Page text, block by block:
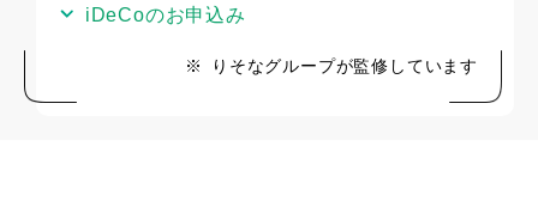
iDeCoのお申込み
※ りそなグループが監修しています